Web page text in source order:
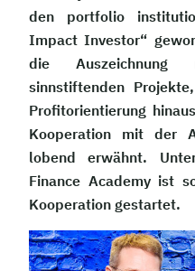
den portfolio
Impact Investor“
die Auszeichnung
sinnstiftenden
Profitorientierung
Kooperation mit der
lobend erwähnt.
Finance Academy ist
Kooperation gestartet.